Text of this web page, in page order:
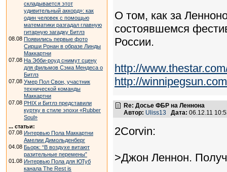
складывается этот
удивительный аккорд»: как
один человек с помощью
математики разгадал главную
гитарную загадку Битлз
08.08 Появились первые фото
Сирши Ронан в образе Линды
Маккартни
07.08 На Эбби-роуд снимут сцену
для фильмов Сэма Мендеса о
Битлз
07.08 Умер Пол Свон, участник
технической команды
Маккартни
07.08 PHIX и Битлз представили
куртку в стиле эпохи «Rubber
Soul»
... статьи:
07.08 Интервью Пола Маккартни
Амелии Димольденберг
04.08 Бьорк: “В воздухе витают
разительные перемены”
01.08 Интервью Пола для ЮТуб
канала The Rest is
О том, как за
состоявшемся
России.
http://
http://
Re: Досье ФБР на Леннона
Автор: Uliss13 Дата: 06.12.11
2Corvin:
>Джон Леннон.